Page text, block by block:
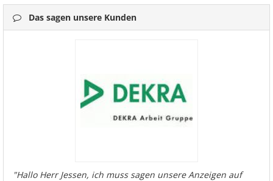
Das sagen unsere Kunden
"Hallo Herr Jessen, ich muss sagen unsere Anzeigen auf